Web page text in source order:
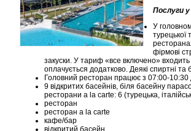
Послуги у
У
турецької
фірмові
закуски. У тариф «все включено»
оплачується додатково. Деякі спиртні
Головний ресторан працює з 07:00-
9 відкритих басейнів, біля басейну
ресторани a la carte: 6 (турецька,
ресторан
ресторан a la carte
кафе/бар
відкритий басейн